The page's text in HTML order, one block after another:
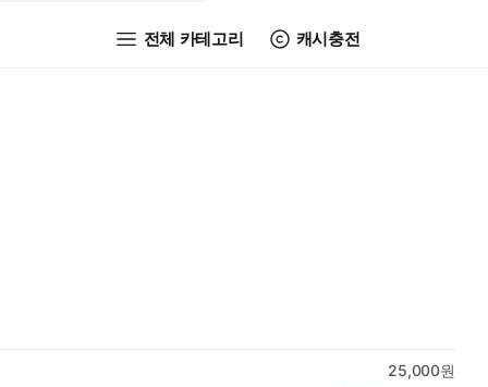
전체 카테고리 캐시충전
25,000원